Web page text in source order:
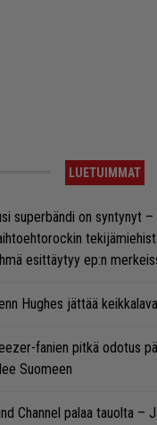
LUETUIMMAT
superbändi on syntynyt –
esittäytyy ep:n
Hughes jättää
fanien pitkä odotus
Suomeen
Channel palaa tauolta –